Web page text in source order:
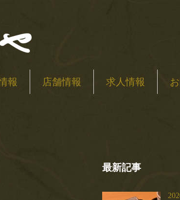
報 店舗情報 求人情報
最新記事